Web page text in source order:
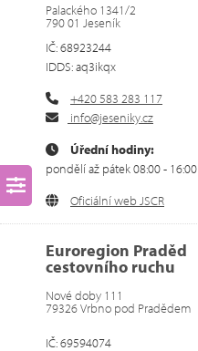
Palackého 1341/2
790 01 Jeseník
IČ: 68923244
IDDS: aq3ikqx
+420 583 283 117
info@jeseniky.cz
Úřední hodiny:
pondělí až pátek 08:00 - 16:00
Oficiální web JSCR
Euroregion Praděd
cestovního ruchu
Nové doby 111
79326 Vrbno pod Pradědem
IČ: 69594074